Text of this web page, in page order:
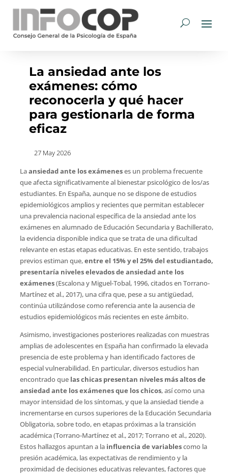
La ansiedad ante los
exámenes: cómo
reconocerla y qué hacer
para gestionarla de forma
eficaz
27 May 2026
Laansiedad ante los exámeneses un problema frecuente
que afecta significativamente al bienestar psicológico de los/as
estudiantes. En España, aunque no se dispone de estudios
epidemiológicos amplios y recientes que permitan establecer
una prevalencia nacional específica de la ansiedad ante los
exámenes en alumnado de Educación Secundaria y Bachillerato,
la evidencia disponible indica que se trata de una dificultad
relevante en estas etapas educativas. En este sentido, trabajos
previos estiman que,entre el 15% y el 25% del estudiantado,
presentaría niveles elevados de ansiedad ante los
exámenes(Escalona y Miguel-Tobal, 1996, citados en Torrano-
Martínez et al., 2017), una cifra que, pese a su antigüedad,
continúa utilizándose como referencia ante la ausencia de
estudios epidemiológicos más recientes en este ámbito.
Asimismo, investigaciones posteriores realizadas con muestras
amplias de adolescentes en España han confirmado la elevada
presencia de este problema y han identificado factores de
especial vulnerabilidad. En particular, diversos estudios han
encontrado que las chicas presentan niveles más altos de
ansiedad ante los exámenes que los chicos, así como una
mayor intensidad de los síntomas, y que la ansiedad tiende a
incrementarse en cursos superiores de la Educación Secundaria
Obligatoria, sobre todo, en etapas próximas a la transición
académica (Torrano-Martínez et al., 2017; Torrano et al., 2020).
Estos hallazgos apuntan a la influencia de variablescomo la
presión académica, las expectativas de rendimiento y la
proximidad de decisiones educativas relevantes, factores que